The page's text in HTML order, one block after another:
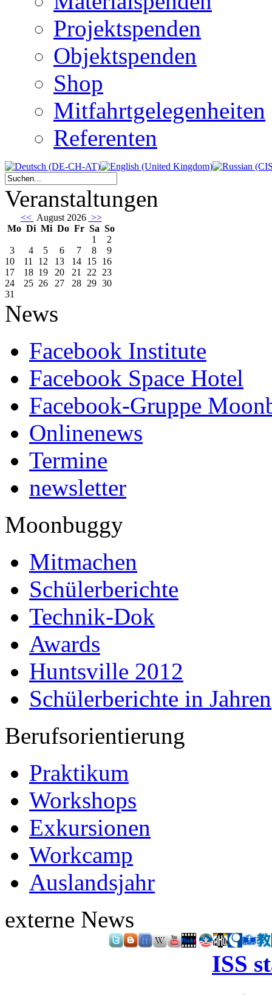
Projektspenden
Objektspenden
Shop
Mitfahrtgelegenheiten
Referenten
Veranstaltungen
<< August 2026 >>
Mo Di Mi Do Fr Sa So
1
2
3
4 5 6 7 8
9
10
11 12 13 14 15 16
17
18 19 20 21 22 23
24
25 26 27 28 29 30
31
News
Facebook Institute
Facebook Space Hotel
Facebook-Gruppe
Onlinenews
Termine
newsletter
Moonbuggy
Mitmachen
Schülerberichte
Technik-Dok
Awards
Huntsville 2012
Schülerberichte in Jahren
Berufsorientierung
Praktikum
Workshops
Exkursionen
Workcamp
Auslandsjahr
externe News
ISS